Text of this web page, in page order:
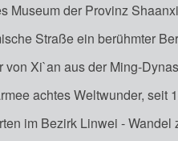
Museum der Provinz
Straße ein berühmter
von Xi`an aus der Ming-
achtes Weltwunder, seit
im Bezirk Linwei - Wandel